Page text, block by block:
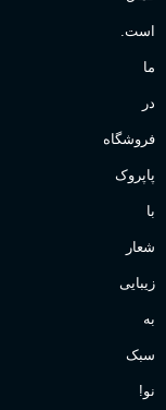
است.
ما
در
فروشگاه
پاپروک
با
شعار
زیبایی
به
سبک
نو!